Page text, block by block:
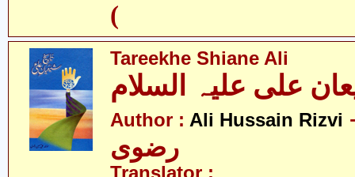
(
Tareekhe Shiane Ali
Author : Ali Hussain Rizvi